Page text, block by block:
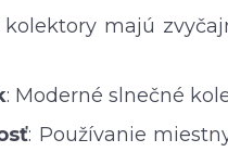
kolektory majú
: Moderné slnečné
: Používanie